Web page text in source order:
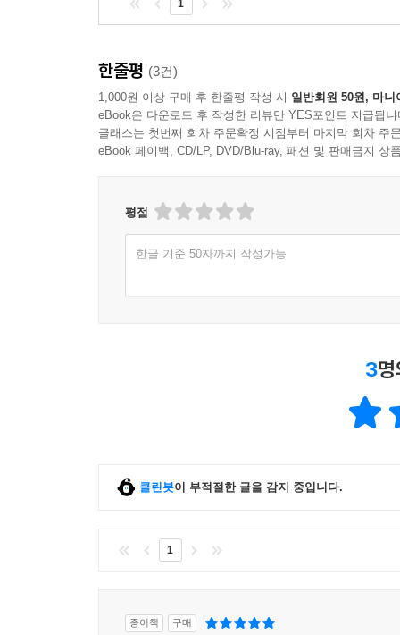
1
한줄평 (3건)
1,000원 이상 구매 후 한줄평 작성 시 일반회원 50원, 마니
eBook은 다운로드 후 작성한 리뷰만 YES포인트 지급됩니
클래스는 첫번째 회차 주문확정 시점부터 마지막 회차 주
eBook 페이백, CD/LP, DVD/Blu-ray, 패션 및 판매금지 상
평점
한글 기준 50자까지 작성가능
3
클린봇이 부적절한 글을 감지 중입니다.
1
종이책 구매